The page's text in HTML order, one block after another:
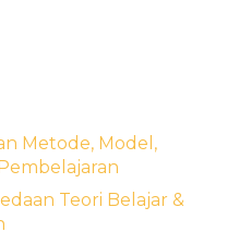
Metode, Model,
Teori Belajar &